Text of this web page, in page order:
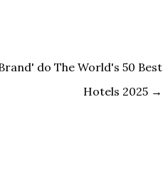
do The World's 50 Best
Hotels 2025 →